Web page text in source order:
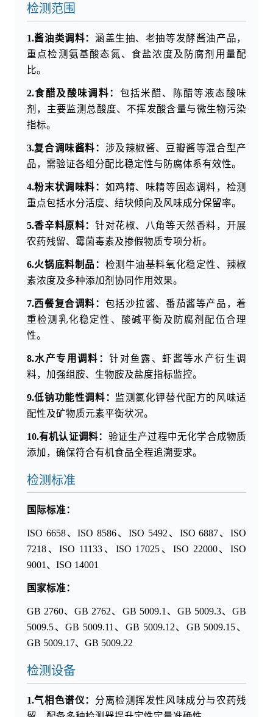
检测范围
1.酱油类调料： 涵盖生抽、老抽等发酵酱油产品，
重点检测氨基酸态氮、食盐浓度及防腐剂用量配
比。
2.食醋及酸味调料： 包括米醋、陈醋等液态酸味
剂，主要监测总酸度、不挥发酸含量与微生物污染
指标。
3.复合调味酱料： 涉及辣椒酱、豆瓣酱等混合型产
品，需验证各组分配比稳定性与防腐体系有效性。
4.粉末状调味料： 如鸡精、味精等固态调料，检测
重点包括水分活度、结块倾向及风味成分保留率。
5.香辛料原料： 针对花椒、八角等天然香料，开展
农药残留、霉菌毒素及掺假物质专项分析。
6.火锅底料制品： 检测牛油基料氧化稳定性、辣椒
素浓度及多种添加剂协同作用效果。
7.西餐复合调料： 包括沙拉酱、番茄酱等产品，着
重检测乳化稳定性、酸碱平衡及防腐剂配伍合理
性。
8.水产专用调料：针对鱼露、虾酱等水产衍生调
料，加强组胺、生物胺及盐度指标监控。
9.低钠功能性调料： 监测氯化钾替代配方的风味适
配性及矿物质元素平衡状况。
10.有机认证调料： 验证生产过程中无化学合成物质
添加，确保符合有机食品全程追溯要求。
检测标准
国际标准：
ISO 6658、ISO 8586、ISO 5492、ISO 6887、ISO
7218、ISO 11133、ISO 17025、ISO 22000、ISO
9001、ISO 14001
国家标准：
GB 2760、GB 2762、GB 5009.1、GB 5009.3、GB
5009.5、GB 5009.11、GB 5009.12、GB 5009.15、
GB 5009.17、GB 5009.22
检测设备
1.气相色谱仪： 分离检测挥发性风味成分与农药残